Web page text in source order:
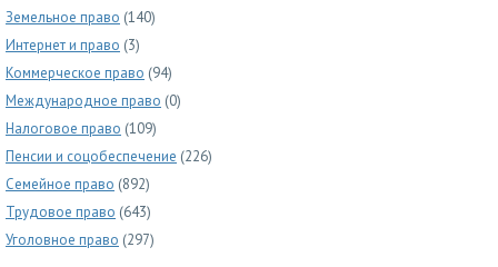
Земельное право (140)
Интернет и право (3)
Коммерческое право (94)
Международное право (0)
Налоговое право (109)
Пенсии и соцобеспечение (226)
Семейное право (892)
Трудовое право (643)
Уголовное право (297)